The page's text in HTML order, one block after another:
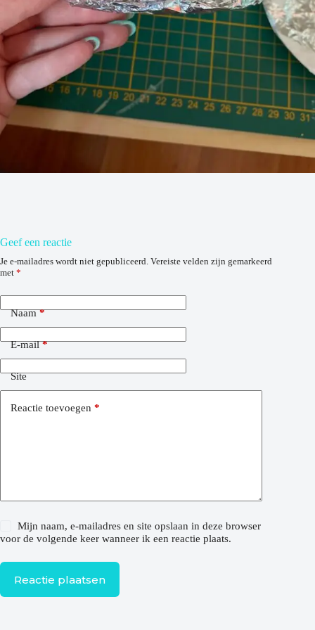
Geef een reactie
Je e-mailadres wordt niet gepubliceerd. Vereiste velden zijn gemarkeerd
met *
Naam*
E-mail*
Site
Reactie toevoegen *
Mijn naam, e-mailadres en site opslaan in deze browser
voor de volgende keer wanneer ik een reactie plaats.
Reactie plaatsen